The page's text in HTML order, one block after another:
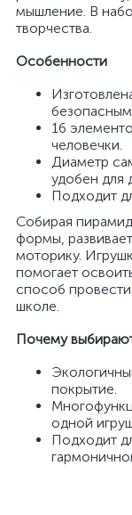
мышление. В
творчества.
Особенности
16
человечки.
Диаметр
удобен для
Подходит
Собирая
формы,
моторику.
помогает
способ
школе.
Почему
покрытие.
одной
Подходит